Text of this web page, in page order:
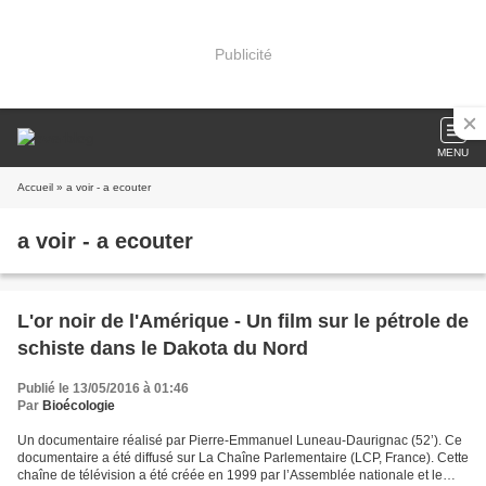
Publicité
MENU
Accueil » a voir - a ecouter
a voir - a ecouter
L'or noir de l'Amérique - Un film sur le pétrole de
schiste dans le Dakota du Nord
Publié le 13/05/2016 à 01:46
Par Bioécologie
Un documentaire réalisé par Pierre-Emmanuel Luneau-Daurignac (52’). Ce
documentaire a été diffusé sur La Chaîne Parlementaire (LCP, France). Cette
chaîne de télévision a été créée en 1999 par l’Assemblée nationale et le